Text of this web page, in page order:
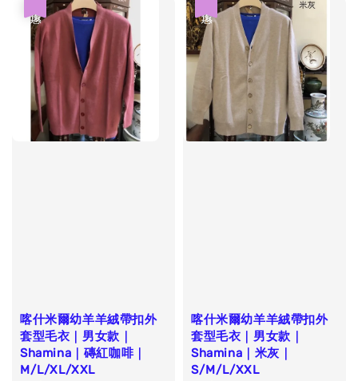
喀什米爾幼羊羊絨帶扣外
套型毛衣｜男女款｜
Shamina｜磚紅咖啡｜
M/L/XL/XXL
喀什米爾幼羊羊絨帶扣外
套型毛衣｜男女款｜
Shamina｜米灰｜
S/M/L/XXL